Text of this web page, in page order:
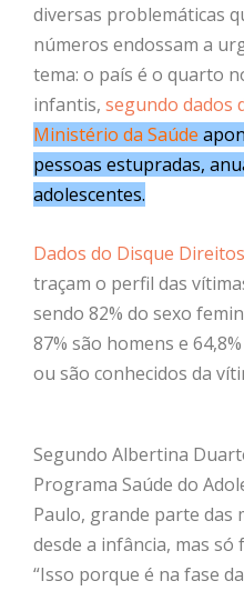
diversas problemáticas
números endossam a
tema: o país é o quarto
infantis, segundo dados
Ministério da Saúde
pessoas estupradas,
adolescentes.
Dados do Disque
traçam o perfil das
sendo 82% do sexo
87% são homens e
ou são conhecidos da
Segundo Albertina
Programa Saúde do
Paulo, grande parte das
desde a infância, mas só
“Isso porque é na fase